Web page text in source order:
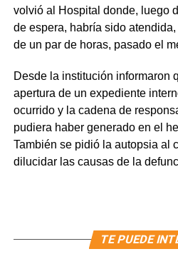
volvió al Hospital donde, luego
de espera, habría sido
de un par de horas, pasado el
Desde la institución informaron
apertura de un expediente
ocurrido y la cadena de
pudiera haber generado en el
También se pidió la autopsia al
dilucidar las causas de la
TE PUEDE